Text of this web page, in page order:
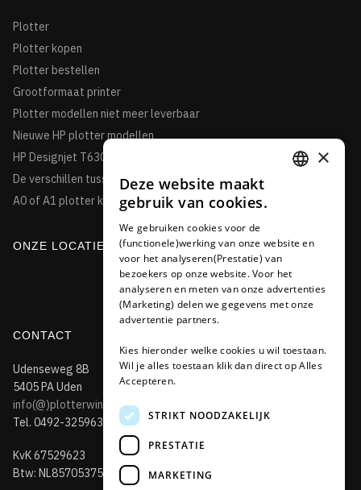
Plotter
Plotter kopen
Plotter bestellen
Grootformaat printer
Plotter modellen niet meer leverbaar
Nieuwe HP plotter modellen
HP Designjet T630
De verschillen tussen de HP Designjet T850 en de T950HP
A0 of A1 plotter kopen?
ONZE LOCATIE
CONTACT
Udenseweg 8B
5405 PA Uden
info(@)plotterwinkel.nl
Tel. 0492-325963
KvK 67529623
Btw: NL857053759B01
GERMAN
×
Deze website maakt
gebruik van cookies.
We gebruiken cookies voor de
(functionele)werking van onze website en
voor het analyseren(Prestatie) van
bezoekers op onze website. Voor het
analyseren en meten van onze advertenties
(Marketing) delen we gegevens met onze
advertentie partners.
Kies hieronder welke cookies u wil toestaan.
Wil je alles toestaan klik dan direct op Alles
Accepteren.
STRIKT NOODZAKELIJK
PRESTATIE
MARKETING